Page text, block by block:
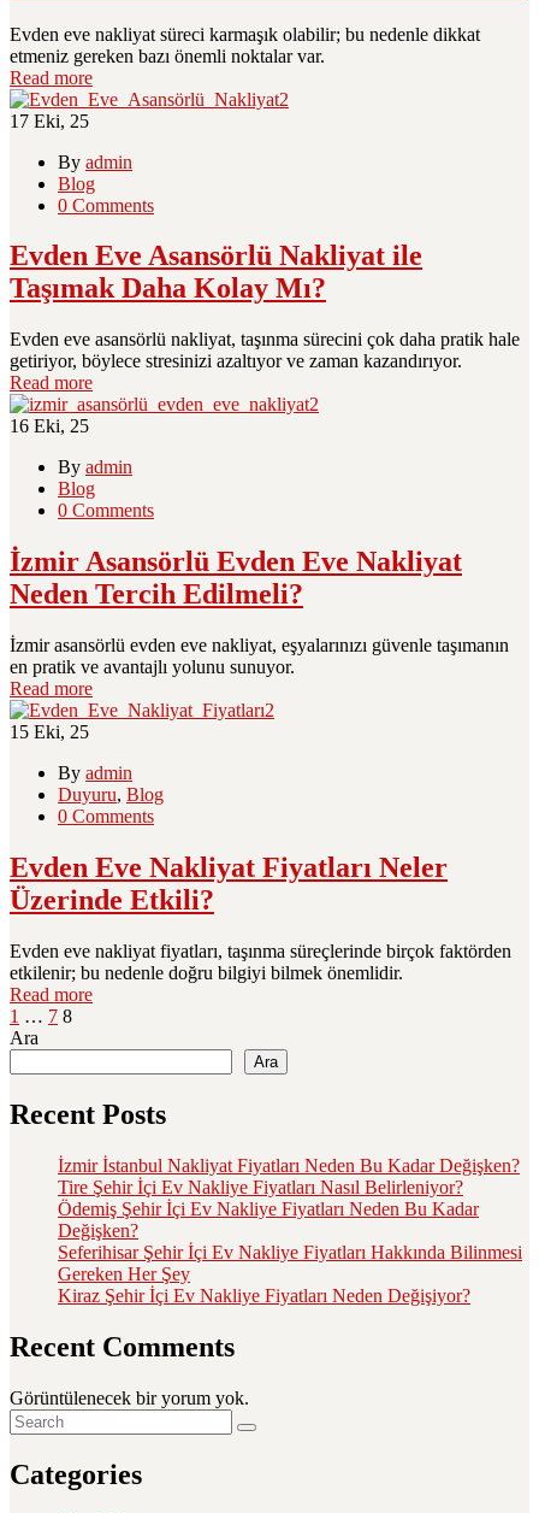
Evden eve nakliyat süreci karmaşık olabilir; bu nedenle dikkat
etmeniz gereken bazı önemli noktalar var.
Read more
17 Eki, 25
By admin
Blog
0 Comments
Evden Eve Asansörlü Nakliyat ile
Taşımak Daha Kolay Mı?
Evden eve asansörlü nakliyat, taşınma sürecini çok daha pratik hale
getiriyor, böylece stresinizi azaltıyor ve zaman kazandırıyor.
Read more
16 Eki, 25
By admin
Blog
0 Comments
İzmir Asansörlü Evden Eve Nakliyat
Neden Tercih Edilmeli?
İzmir asansörlü evden eve nakliyat, eşyalarınızı güvenle taşımanın
en pratik ve avantajlı yolunu sunuyor.
Read more
15 Eki, 25
By admin
Duyuru, Blog
0 Comments
Evden Eve Nakliyat Fiyatları Neler
Üzerinde Etkili?
Evden eve nakliyat fiyatları, taşınma süreçlerinde birçok faktörden
etkilenir; bu nedenle doğru bilgiyi bilmek önemlidir.
Read more
1 … 7 8
Ara
Ara
Recent Posts
İzmir İstanbul Nakliyat Fiyatları Neden Bu Kadar Değişken?
Tire Şehir İçi Ev Nakliye Fiyatları Nasıl Belirleniyor?
Ödemiş Şehir İçi Ev Nakliye Fiyatları Neden Bu Kadar
Değişken?
Seferihisar Şehir İçi Ev Nakliye Fiyatları Hakkında Bilinmesi
Gereken Her Şey
Kiraz Şehir İçi Ev Nakliye Fiyatları Neden Değişiyor?
Recent Comments
Görüntülenecek bir yorum yok.
Categories